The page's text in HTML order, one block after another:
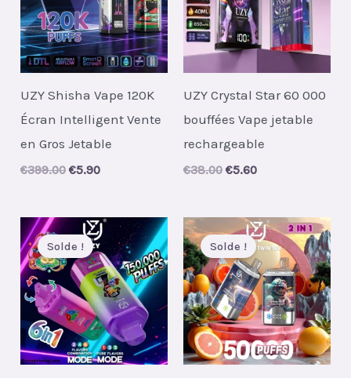
UZY Shisha Vape 120K
Écran Intelligent Vente
en Gros Jetable
€399.00 Original
€399.00.
€5.90Current
€5.90.
UZY Crystal Star 60 000
bouffées Vape jetable
rechargeable
€38.00 Original
€38.00.
€5.60Current
€5.60.
Solde ! Solde !